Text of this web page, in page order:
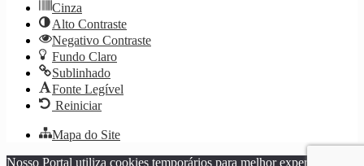
Cinza
Alto Contraste
Negativo Contraste
Fundo Claro
Sublinhado
Fonte Legível
Reiniciar
Mapa do Site
Nosso Portal utiliza cookies temporários para melhor experiência